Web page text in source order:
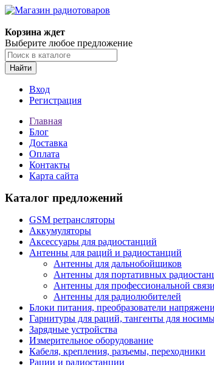
Корзина ждет
Выберите любое предложение
Найти
Вход
Регистрация
Главная
Блог
Доставка
Оплата
Контакты
Карта сайта
Каталог предложений
GSM ретрансляторы
Аккумуляторы
Аксессуары для радиостанций
Антенны для раций и радиостанций
Антенны для дальнобойщиков
Антенны для портативных
Антенны для профессиональной связи
Антенны для радиолюбителей
Блоки питания, преобразователи
Гарнитуры для раций, тангенты для
Зарядные устройства
Измерительное оборудование
Кабеля, крепления, разъемы, переходники
Рации и радиостанции